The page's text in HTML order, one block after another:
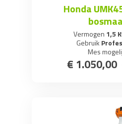
Honda
Vermogen 1,5
Gebruik
Mes
€ 1.050,00